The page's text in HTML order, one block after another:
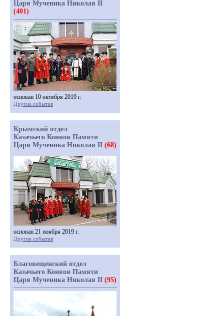
Царя Мученика Николая II
(401)
основан 10 октября 2019 г.
Другие события
Крымский отдел
Казачьего Конвоя Памяти
Царя Мученика Николая II (68)
основан 21 ноября 2019 г.
Другие события
Благовещенский отдел
Казачьего Конвоя Памяти
Царя Мученика Николая II (95)